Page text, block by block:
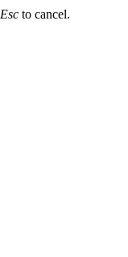
Esc to cancel.